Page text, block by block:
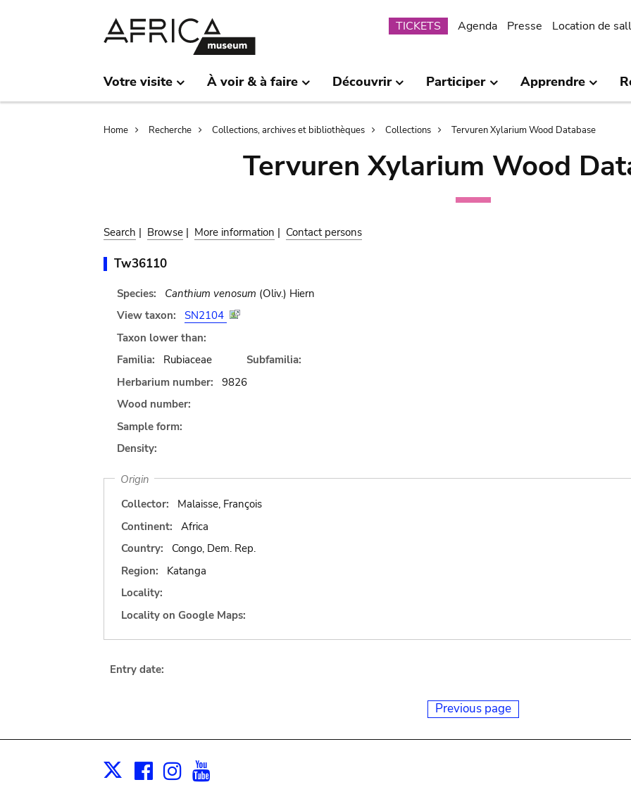
Submenu
TICKETS Agenda Presse Location de
Votre visite À voir & à faire Découvrir Participer Apprendre
Breadcrumb
Home Recherche Collections, archives et bibliothèques Collections Tervuren Xylarium Wood Database
Tervuren Xylarium Wood
Search | Browse | More information | Contact persons
Tw36110
Species: Canthium venosum (Oliv.) Hiern
View taxon:
SN2104
Taxon lower than:
Familia:
Rubiaceae
Subfamilia:
Herbarium number:
9826
Wood number:
Sample form:
Density:
Origin
Collector:
Malaisse, François
Continent:
Africa
Country:
Congo, Dem. Rep.
Region:
Katanga
Locality:
Locality on Google Maps:
Entry date:
Previous page
X Facebook
Instagram